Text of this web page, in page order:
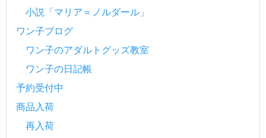
小説「マリア＝ノルダール」
ワン子ブログ
ワン子のアダルトグッズ教室
ワン子の日記帳
予約受付中
商品入荷
再入荷